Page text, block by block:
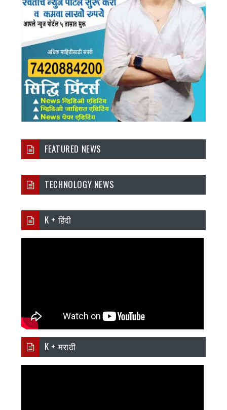
FEATURED NEWS
TECHNOLOGY NEWS
K + हिंदी
K + मराठी